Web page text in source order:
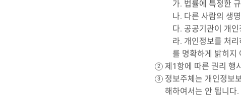
가. 법률에 특정한
나. 다른 사람의 생
다. 공공기관이 개
라. 개인정보를 처
를 명확하게 밝히지
제1항에 따른 권리 행
정보주체는 개인정보
해하여서는 안 됩니다.